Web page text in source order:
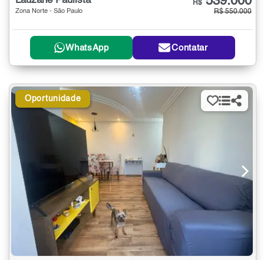
Zona Norte - São Paulo
R$
R$ 550.000
WhatsApp Contatar
Oportunidade